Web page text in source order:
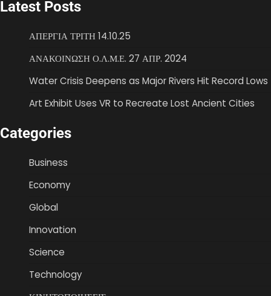
Latest Posts
ΑΠΕΡΓΙΑ ΤΡΙΤΗ 14.10.25
ΑΝΑΚΟΙΝΩΣΗ Ο.Λ.Μ.Ε. 27 ΑΠΡ. 2024
Water Crisis Deepens as Major Rivers Hit Record Lows
Art Exhibit Uses VR to Recreate Lost Ancient Cities
Categories
Business
Economy
Global
Innovation
Science
Technology